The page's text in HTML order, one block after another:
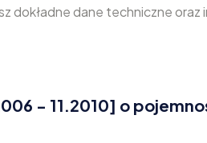
dokładne dane techniczne oraz
- 11.2010] o